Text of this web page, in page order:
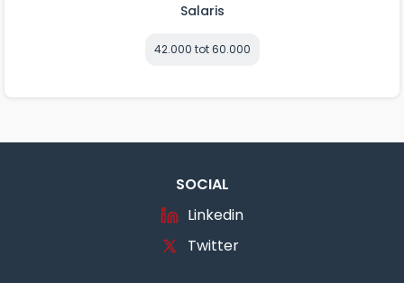
Salaris
42.000 tot 60.000
SOCIAL
Linkedin
Twitter